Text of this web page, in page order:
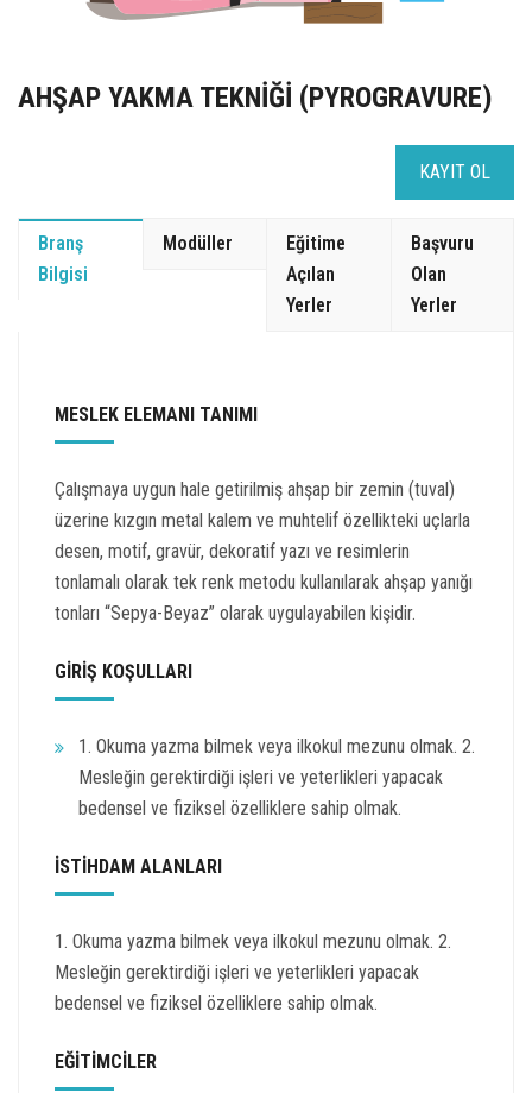
AHŞAP YAKMA TEKNİĞİ (PYROGRAVURE)
KAYIT OL
Branş
Bilgisi
Modüller
Eğitime
Açılan
Yerler
Başvuru
Olan
Yerler
MESLEK ELEMANI TANIMI
Çalışmaya uygun hale getirilmiş ahşap bir zemin (tuval)
üzerine kızgın metal kalem ve muhtelif özellikteki uçlarla
desen, motif, gravür, dekoratif yazı ve resimlerin
tonlamalı olarak tek renk metodu kullanılarak ahşap yanığı
tonları “Sepya-Beyaz” olarak uygulayabilen kişidir.
GİRİŞ KOŞULLARI
1. Okuma yazma bilmek veya ilkokul mezunu olmak. 2.
Mesleğin gerektirdiği işleri ve yeterlikleri yapacak
bedensel ve fiziksel özelliklere sahip olmak.
İSTİHDAM ALANLARI
1. Okuma yazma bilmek veya ilkokul mezunu olmak. 2.
Mesleğin gerektirdiği işleri ve yeterlikleri yapacak
bedensel ve fiziksel özelliklere sahip olmak.
EĞİTİMCİLER